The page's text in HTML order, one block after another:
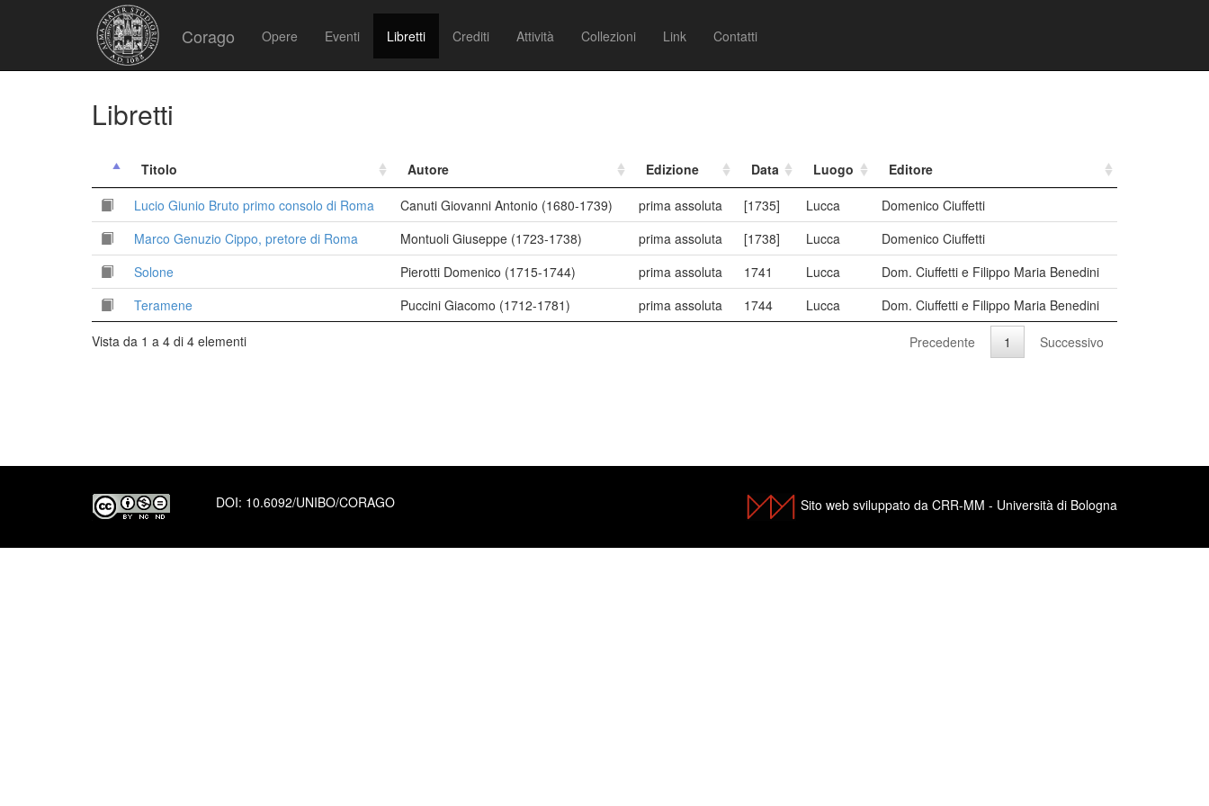
Corago Opere Eventi Libretti Crediti Attività Collezioni Link Contatti
Libretti
Titolo Autore Edizione Data Luogo
Editore
Lucio Giunio Bruto primo consolo di Roma
Canuti Giovanni Antonio (1680-1739) prima assoluta [1735] Lucca
Domenico Ciuffetti
Marco Genuzio Cippo, pretore di Roma
Montuoli Giuseppe (1723-1738) prima assoluta [1738] Lucca
Domenico Ciuffetti
Solone
Pierotti Domenico (1715-1744) prima assoluta 1741 Lucca
Dom. Ciuffetti e Filippo Maria Benedini
Teramene
Puccini Giacomo (1712-1781) prima assoluta 1744 Lucca
Dom. Ciuffetti e Filippo Maria Benedini
Vista da 1 a 4 di 4 elementi
Precedente 1 Successivo
DOI: 10.6092/UNIBO/CORAGO Sito web sviluppato da CRR-MM - Università di Bologna